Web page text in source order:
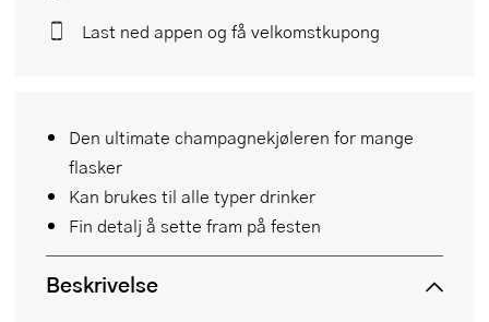
Den ultimate champagnekjøleren for mange
flasker
Kan brukes til alle typer drinker
Fin detalj å sette fram på festen
Beskrivelse
Last ned appen og få velkomstkupong